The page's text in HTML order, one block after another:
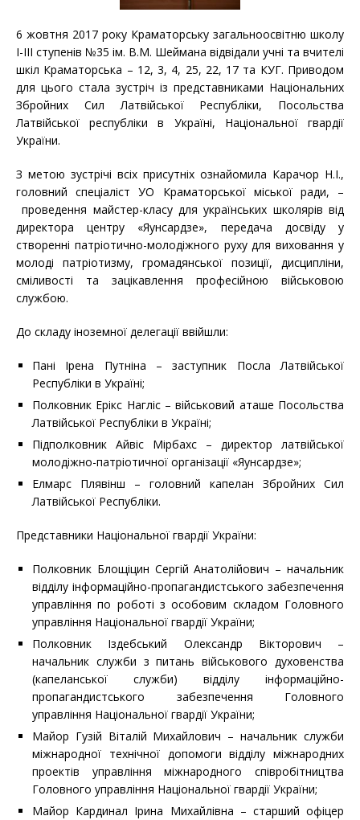
6 жовтня 2017 року Краматорську загальноосвітню школу
І-ІІІ ступенів №35 ім. В.М. Шеймана відвідали учні та вчителі
шкіл Краматорська – 12, 3, 4, 25, 22, 17 та КУГ. Приводом
для цього стала зустріч із представниками Національних
Збройних Сил Латвійської Республіки, Посольства
Латвійської республіки в Україні, Національної гвардії
України.
З метою зустрічі всіх присутніх ознайомила Карачор Н.І.,
головний спеціаліст УО Краматорської міської ради, –
проведення майстер-класу для українських школярів від
директора центру «Яунсардзе», передача досвіду у
створенні патріотично-молодіжного руху для виховання у
молоді патріотизму, громадянської позиції, дисципліни,
сміливості та зацікавлення професійною військовою
службою.
До складу іноземної делегації ввійшли:
Пані Ірена Путніна – заступник Посла Латвійської
Республіки в Україні;
Полковник Ерікс Нагліс – військовий аташе Посольства
Латвійської Республіки в Україні;
Підполковник Айвіс Мірбахс – директор латвійської
молодіжно-патріотичної організації «Яунсардзе»;
Елмарс Плявінш – головний капелан Збройних Сил
Латвійської Республіки.
Представники Національної гвардії України:
Полковник Блощіцин Сергій Анатолійович – начальник
відділу інформаційно-пропагандистського забезпечення
управління по роботі з особовим складом Головного
управління Національної гвардії України;
Полковник Іздебський Олександр Вікторович –
начальник служби з питань військового духовенства
(капеланської служби) відділу інформаційно-
пропагандистського забезпечення Головного
управління Національної гвардії України;
Майор Гузій Віталій Михайлович – начальник служби
міжнародної технічної допомоги відділу міжнародних
проектів управління міжнародного співробітництва
Головного управління Національної гвардії України;
Майор Кардинал Ірина Михайлівна – старший офіцер